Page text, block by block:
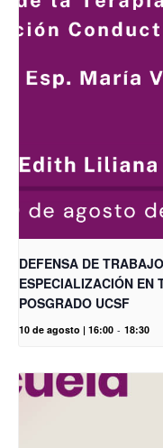
DEFENSA DE
ESPECIALIZACIÓN EN
POSGRADO UCSF
10 de agosto | 16:00 - 18:30